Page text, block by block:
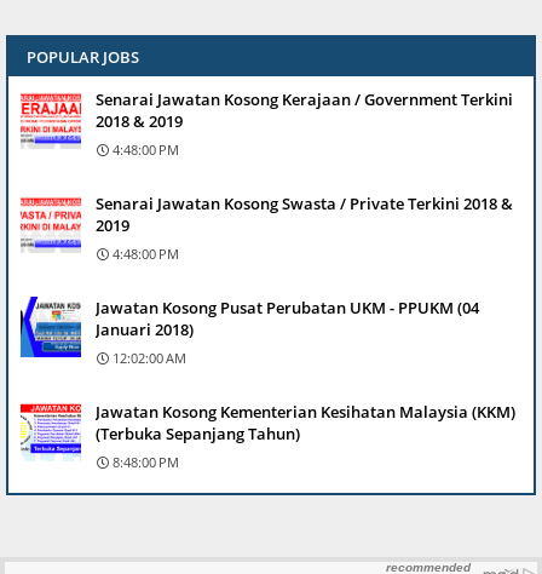
POPULAR JOBS
Senarai Jawatan Kosong Kerajaan / Government Terkini
2018 & 2019
4:48:00 PM
Senarai Jawatan Kosong Swasta / Private Terkini 2018 &
2019
4:48:00 PM
Jawatan Kosong Pusat Perubatan UKM - PPUKM (04
Januari 2018)
12:02:00 AM
Jawatan Kosong Kementerian Kesihatan Malaysia (KKM)
(Terbuka Sepanjang Tahun)
8:48:00 PM